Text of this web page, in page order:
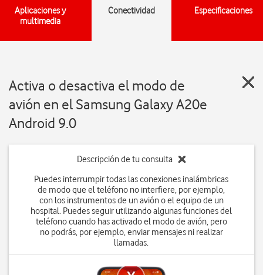
Aplicaciones y
multimedia
Conectividad Especificaciones
Activa o desactiva el modo de
avión en el Samsung Galaxy A20e
Android 9.0
Descripción de tu consulta
Puedes interrumpir todas las conexiones inalámbricas
de modo que el teléfono no interfiere, por ejemplo,
con los instrumentos de un avión o el equipo de un
hospital. Puedes seguir utilizando algunas funciones del
teléfono cuando has activado el modo de avión, pero
no podrás, por ejemplo, enviar mensajes ni realizar
llamadas.